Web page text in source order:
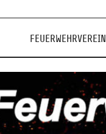
FEUERWEHRVEREIN